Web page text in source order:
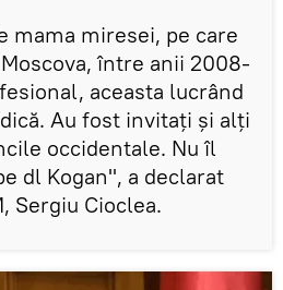
mama miresei, pe care
între anii 2008-
aceasta lucrând
Au fost invitați și alți
occidentale. Nu îl
dl Kogan", a declarat
Sergiu Cioclea.